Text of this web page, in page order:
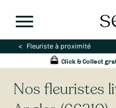
Fleuriste à proximité
Click & Collect
Nos fleuristes